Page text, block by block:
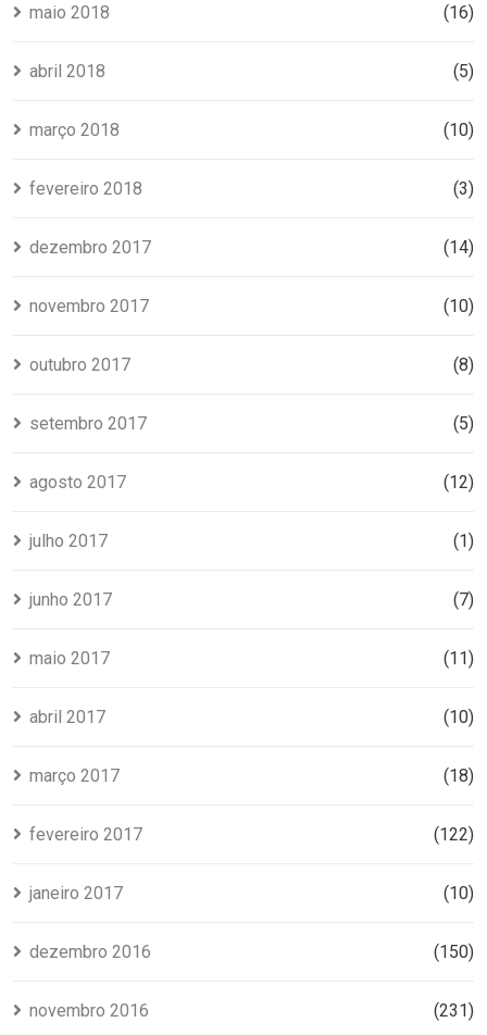
maio 2018 (16)
abril 2018 (5)
março 2018 (10)
fevereiro 2018 (3)
dezembro 2017 (14)
novembro 2017 (10)
outubro 2017 (8)
setembro 2017 (5)
agosto 2017 (12)
julho 2017 (1)
junho 2017 (7)
maio 2017 (11)
abril 2017 (10)
março 2017 (18)
fevereiro 2017 (122)
janeiro 2017 (10)
dezembro 2016 (150)
novembro 2016 (231)